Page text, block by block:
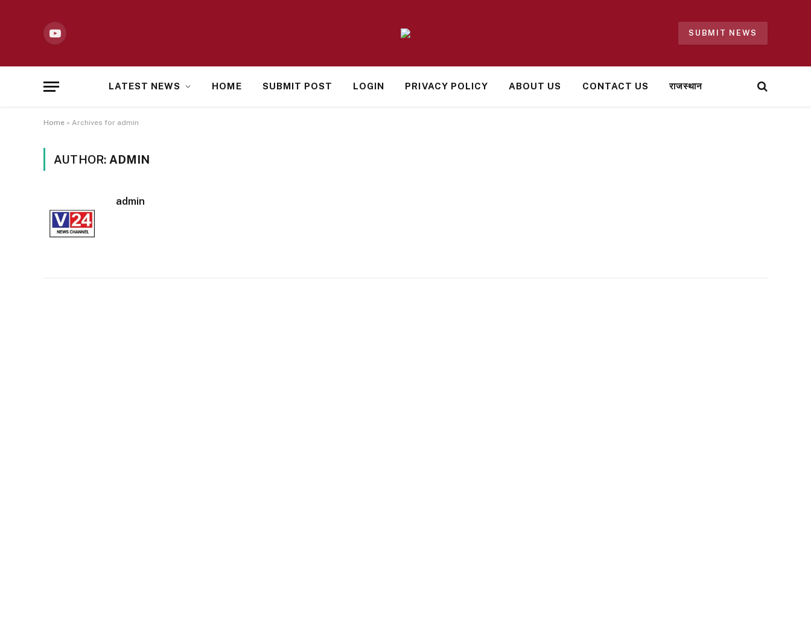
YouTube
SUBMIT NEWS
LATEST NEWS HOME SUBMIT POST LOGIN PRIVACY POLICY ABOUT US CONTACT US राजस्थान
Home » Archives for admin
AUTHOR: ADMIN
admin